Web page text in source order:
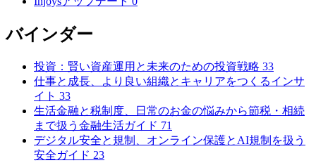
バインダー
投資：賢い資産運用と未来のための投資戦略 33
仕事と成長、より良い組織とキャリアをつくるインサ
イト 33
生活金融と税制度、日常のお金の悩みから節税・相続
まで扱う金融生活ガイド 71
デジタル安全と規制、オンライン保護とAI規制を扱う
安全ガイド 23